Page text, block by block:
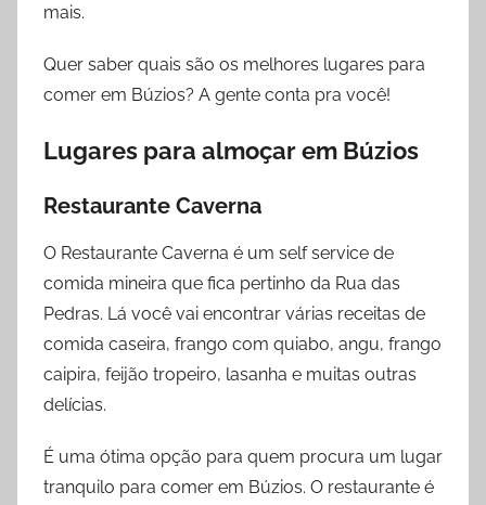
mais.
Quer saber quais são os melhores lugares para
comer em Búzios? A gente conta pra você!
Lugares para almoçar em Búzios
Restaurante Caverna
O Restaurante Caverna é um self service de
comida mineira que fica pertinho da Rua das
Pedras. Lá você vai encontrar várias receitas de
comida caseira, frango com quiabo, angu, frango
caipira, feijão tropeiro, lasanha e muitas outras
delícias.
É uma ótima opção para quem procura um lugar
tranquilo para comer em Búzios. O restaurante é